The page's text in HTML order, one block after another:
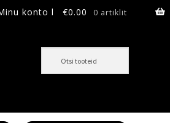
€0.00 0 artiklit
konto l